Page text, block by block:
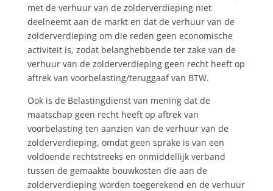
met de verhuur van de zolderverdieping niet
deelneemt aan de markt en dat de verhuur van de
zolderverdieping om die reden geen economische
activiteit is, zodat belanghebbende ter zake van de
verhuur van de zolderverdieping geen recht heeft op
aftrek van voorbelasting/teruggaaf van BTW.
Ook is de Belastingdienst van mening dat de
maatschap geen recht heeft op aftrek van
voorbelasting ten aanzien van de verhuur van de
zolderverdieping, omdat geen sprake is van een
voldoende rechtstreeks en onmiddellijk verband
tussen de gemaakte bouwkosten die aan de
zolderverdieping worden toegerekend en de verhuur